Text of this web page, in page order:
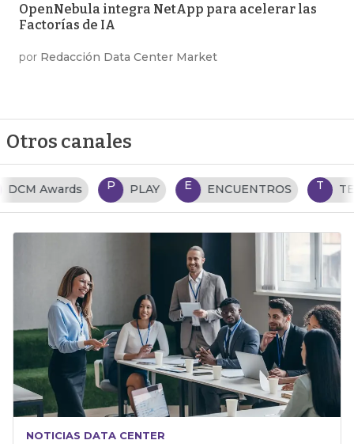
OpenNebula integra NetApp para acelerar las
Factorías de IA
por Redacción Data Center Market
Otros canales
P PLAY E ENCUENTROS T TENDENCIAS TI
NOTICIAS DATA CENTER